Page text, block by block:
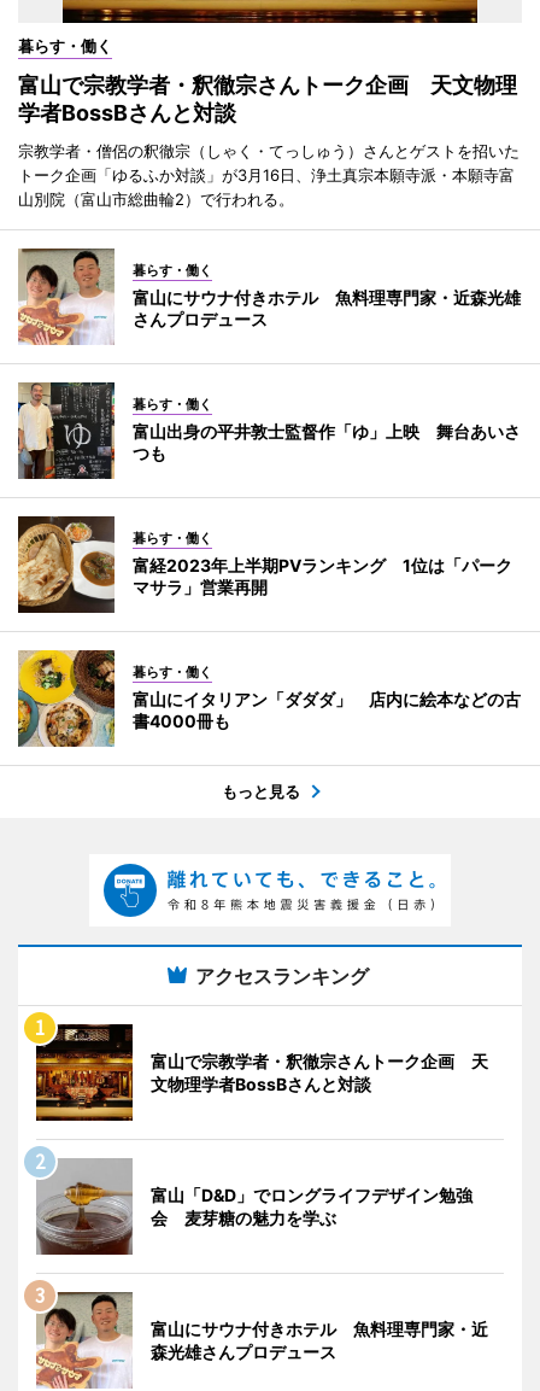
暮らす・働く
富山で宗教学者・釈徹宗さんトーク企画 天文物理
学者BossBさんと対談
宗教学者・僧侶の釈徹宗（しゃく・てっしゅう）さんとゲストを招いた
トーク企画「ゆるふか対談」が3月16日、浄土真宗本願寺派・本願寺富
山別院（富山市総曲輪2）で行われる。
暮らす・働く
富山にサウナ付きホテル 魚料理専門家・近森光雄
さんプロデュース
暮らす・働く
富山出身の平井敦士監督作「ゆ」上映 舞台あいさ
つも
暮らす・働く
富経2023年上半期PVランキング 1位は「パーク
マサラ」営業再開
暮らす・働く
富山にイタリアン「ダダダ」 店内に絵本などの古
書4000冊も
もっと見る
アクセスランキング
富山で宗教学者・釈徹宗さんトーク企画 天
文物理学者BossBさんと対談
富山「D&D」でロングライフデザイン勉強
会 麦芽糖の魅力を学ぶ
富山にサウナ付きホテル 魚料理専門家・近
森光雄さんプロデュース